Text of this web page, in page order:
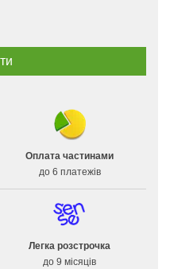
Оплата частинами
до 6 платежів
Легка розстрочка
до 9 місяців